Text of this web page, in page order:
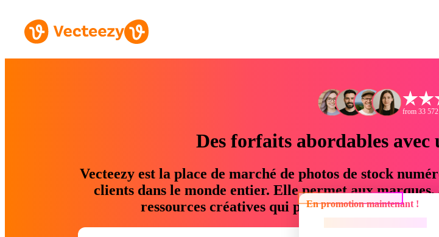
from 33
Des forfaits abordables
Vecteezy est la place de marché de photos de stock
clients dans le monde entier. Elle permet aux
ressources créatives qui permettent
En promotion maintenant !